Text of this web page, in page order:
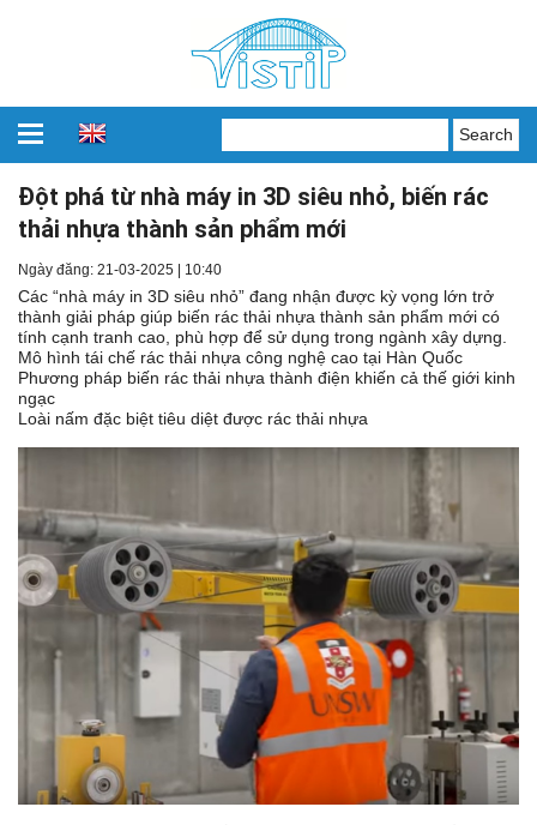
Đột phá từ nhà máy in 3D siêu nhỏ, biến rác
thải nhựa thành sản phẩm mới
Ngày đăng: 21-03-2025 | 10:40
Các “nhà máy in 3D siêu nhỏ” đang nhận được kỳ vọng lớn trở
thành giải pháp giúp biến rác thải nhựa thành sản phẩm mới có
tính cạnh tranh cao, phù hợp để sử dụng trong ngành xây dựng.
Mô hình tái chế rác thải nhựa công nghệ cao tại Hàn Quốc
Phương pháp biến rác thải nhựa thành điện khiến cả thế giới kinh
ngạc
Loài nấm đặc biệt tiêu diệt được rác thải nhựa